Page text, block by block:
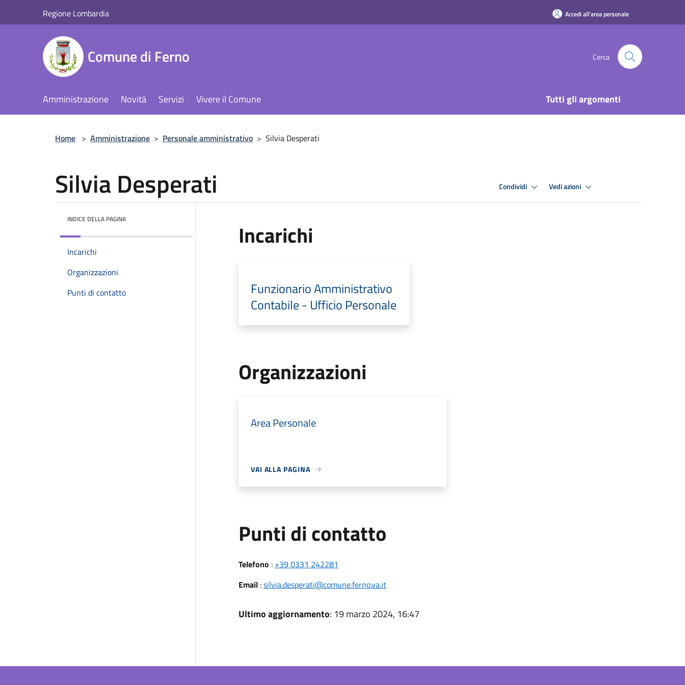
Regione Lombardia Accedi all'area personale
Comune di Ferno Cerca
Amministrazione Novità Servizi Vivere il Comune Tutti gli argomenti
Home > Amministrazione > Personale amministrativo > Silvia Desperati
Silvia Desperati Condividi Vedi azioni
INDICE DELLA PAGINA
Incarichi
Organizzazioni
Punti di contatto
Incarichi
Funzionario Amministrativo
Contabile - Ufficio Personale
Organizzazioni
Area Personale
VAI ALLA PAGINA
Punti di contatto
Telefono : +39 0331 242281
Email:silvia.desperati@comune.ferno.va.it
Ultimo aggiornamento: 19 marzo 2024, 16:47